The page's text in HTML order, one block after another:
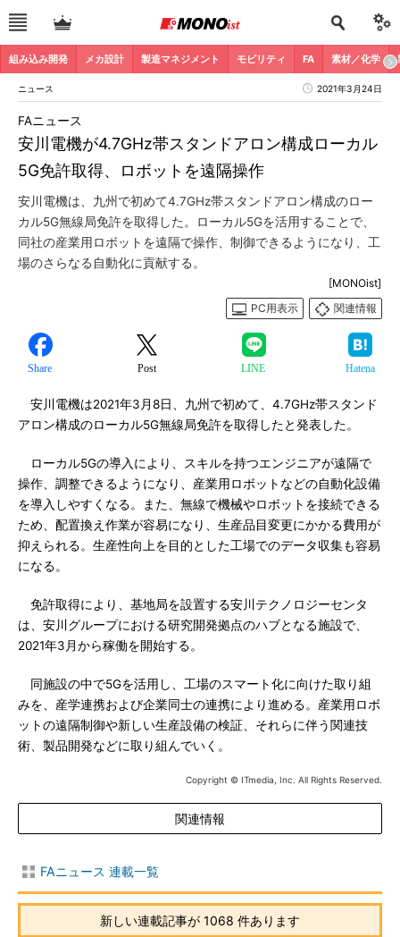
組み込み開発 メカ設計 製造マネジメント モビリティ FA 素材／化学
ニュース 2021年3月24日
安川電機が4.7GHz帯スタンドアロン構成ローカル
5G免許取得、ロボットを遠隔操作
FAニュース
安川電機は、九州で初めて4.7GHz帯スタンドアロン構成のロー
カル5G無線局免許を取得した。ローカル5Gを活用することで、
同社の産業用ロボットを遠隔で操作、制御できるようになり、工
場のさらなる自動化に貢献する。
[MONOist]
PC用表示
関連情報
Share Post LINE Hatena
安川電機は2021年3月8日、九州で初めて、4.7GHz帯スタンド
アロン構成のローカル5G無線局免許を取得したと発表した。
ローカル5Gの導入により、スキルを持つエンジニアが遠隔で
操作、調整できるようになり、産業用ロボットなどの自動化設備
を導入しやすくなる。また、無線で機械やロボットを接続できる
ため、配置換え作業が容易になり、生産品目変更にかかる費用が
抑えられる。生産性向上を目的とした工場でのデータ収集も容易
になる。
免許取得により、基地局を設置する安川テクノロジーセンタ
は、安川グループにおける研究開発拠点のハブとなる施設で、
2021年3月から稼働を開始する。
同施設の中で5Gを活用し、工場のスマート化に向けた取り組
みを、産学連携および企業同士の連携により進める。産業用ロボ
ットの遠隔制御や新しい生産設備の検証、それらに伴う関連技
術、製品開発などに取り組んでいく。
Copyright © ITmedia, Inc. All Rights Reserved.
関連情報
FAニュース 連載一覧
新しい連載記事が 1068 件あります